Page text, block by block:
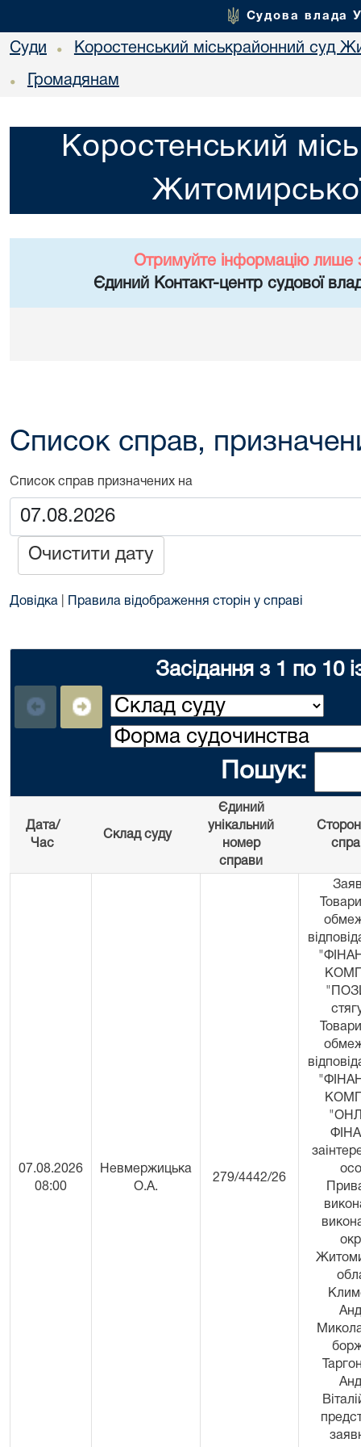
Судова влада
Суди • Коростенський міськрайонний суд
• Громадянам
Коростенський
Отримуйте інформацію лише
Єдиний Контакт-центр судової
Список справ,
Список справ призначених на
Очистити дату
Довідка Правила відображення сторін у справі
Засідання з 1 по 10
Пошук:
Дата/
Час
Склад суду
Єдиний
унікальний
номер
справи
07.08.2026
08:00
Невмержицька
О.А.
279/4442/26